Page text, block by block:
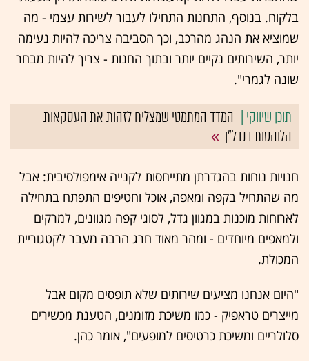
בלקוח. בנוסף, התחנות התחילו לעבור לשירות עצמי - מה
שמוציא את הנהג מהרכב, וכך הסביבה צריכה להיות נעימה
יותר, השירותים נקיים יותר ובתוך החנות - צריך להיות מבחר
שונה לגמרי".
המדד המתמטי שמצליח לזהות את העסקאות
הלוהטות בנדל"ן
חנויות נוחות בהגדרתן מתייחסות לקנייה אימפולסיבית: אבל
מה שהתחיל בקפה ומאפה, אוכל וחטיפים התפתח בתחילה
לארוחות מוכנות במגוון גדל, לסוגי קפה מגוונים, למרקים
ולמאפים מיוחדים - ומהר מאוד חרג הרבה מעבר לקטגוריית
המכולת.
"היום אנחנו מציעים שירותים שלא תופסים מקום אבל
מייצרים טראפיק - כמו משיכת מזומנים, הטענת מכשירים
סלולריים ומשיכת כרטיסים למופעים", אומר כהן.